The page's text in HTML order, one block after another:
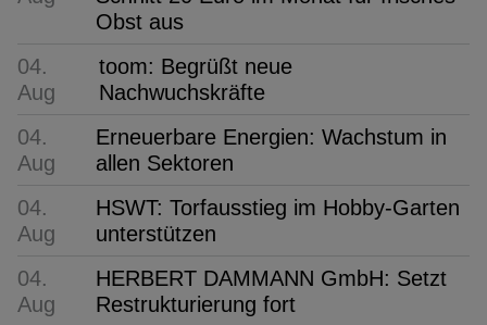
Obst aus
04.
Aug
toom: Begrüßt neue
Nachwuchskräfte
04.
Aug
Erneuerbare Energien: Wachstum in
allen Sektoren
04.
Aug
HSWT: Torfausstieg im Hobby-Garten
unterstützen
04.
Aug
HERBERT DAMMANN GmbH: Setzt
Restrukturierung fort